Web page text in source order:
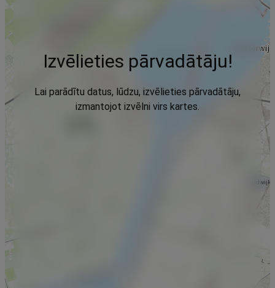
Izvēlieties pārvadātāju!
Lai parādītu datus, lūdzu, izvēlieties pārvadātāju,
izmantojot izvēlni virs kartes.